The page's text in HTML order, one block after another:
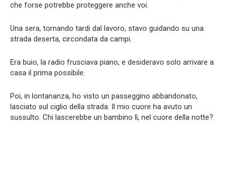
che forse potrebbe proteggere anche voi.
Una sera, tornando tardi dal lavoro, stavo guidando su una
strada deserta, circondata da campi.
Era buio, la radio frusciava piano, e desideravo solo arrivare a
casa il prima possibile.
Poi, in lontananza, ho visto un passeggino abbandonato,
lasciato sul ciglio della strada. Il mio cuore ha avuto un
sussulto. Chi lascerebbe un bambino lì, nel cuore della notte?